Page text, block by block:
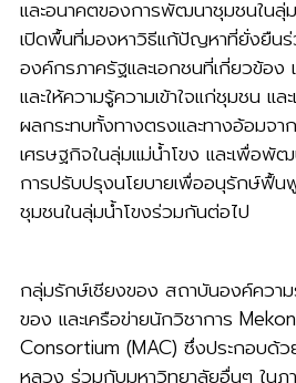
และอนาคตของการพัฒนาชุมชนในลุ่
เปิดพื้นที่มองหาวิธีแก้ปัญหาที่ยั่งยืนร่
องค์กรภาครัฐและเอกชนที่เกี่ยวข้อง
และให้ความรู้ความเข้าใจแก่ชุมชน แล
ผลกระทบทั้งทางตรงและทางอ้อมจ
เศรษฐกิจในลุ่มแม่น้ำโขง และเพื่อพั
การปรับปรุงนโยบายเพื่ออนุรักษ์ฟื้
ชุมชนในลุ่มน้ำโขงร่วมกันต่อไป
กลุ่มรักษ์เชียงของ สถาบันองค์ควา
ของ และเครือข่ายนักวิชาการ
Consortium (MAC) ซึ่งประกอบด้
หลวง ร่วมกับมหาวิทยาลัยอื่นๆ ในภ